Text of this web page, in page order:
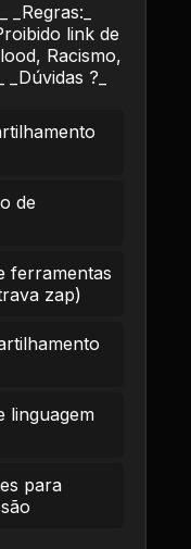
_Regras:_
link de
Racismo,
?_
de
ferramentas
zap)
linguagem
para